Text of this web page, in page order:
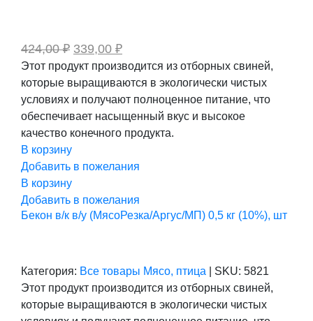
424,00₽ Первоначальная
цена
составляла
424,00 ₽.
339,00 ₽Текущая
цена:
339,00 ₽.
Этот продукт производится из отборных свиней,
которые выращиваются в экологически чистых
условиях и получают полноценное питание, что
обеспечивает насыщенный вкус и высокое
качество конечного продукта.
В корзину
Добавить в пожелания
В корзину
Добавить в пожелания
Бекон в/к в/у (МясоРезка/Аргус/МП) 0,5 кг (10%), шт
Категория: Все товары Мясо, птица SKU: 5821
Этот продукт производится из отборных свиней,
которые выращиваются в экологически чистых